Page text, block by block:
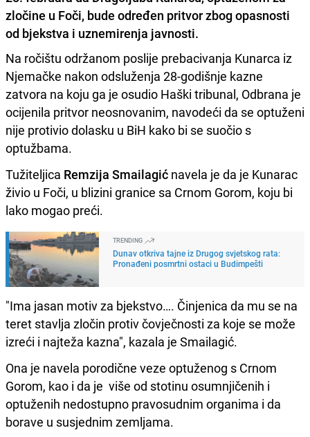
zločine u Foči, bude određen pritvor zbog opasnosti
od bjekstva i uznemirenja javnosti.
Na ročištu održanom poslije prebacivanja Kunarca iz
Njemačke nakon odsluženja 28-godišnje kazne
zatvora na koju ga je osudio Haški tribunal, Odbrana je
ocijenila pritvor neosnovanim, navodeći da se optuženi
nije protivio dolasku u BiH kako bi se suočio s
optužbama.
Tužiteljica Remzija Smailagić navela je da je Kunarac
živio u Foči, u blizini granice sa Crnom Gorom, koju bi
lako mogao preći.
TRENDING
Dunav otkriva tajne iz Drugog svjetskog rata:
Pronađeni posmrtni ostaci u Budimpešti
"Ima jasan motiv za bjekstvo…. Činjenica da mu se na
teret stavlja zločin protiv čovječnosti za koje se može
izreći i najteža kazna", kazala je Smailagić.
Ona je navela porodične veze optuženog s Crnom
Gorom, kao i da je više od stotinu osumnjičenih i
optuženih nedostupno pravosudnim organima i da
borave u susjednim zemljama.